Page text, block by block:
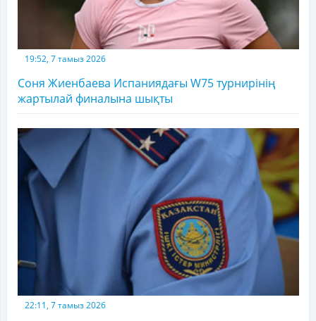
19:52, 7 тамыз 2026
Соня Жиенбаева Испаниядағы W75 турнирінің
жартылай финалына шықты
22:11, 7 тамыз 2026